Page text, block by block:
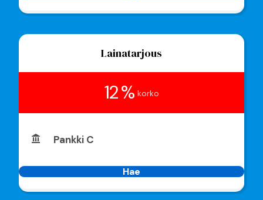
Lainatarjous
12 % korko
Pankki C
Hae